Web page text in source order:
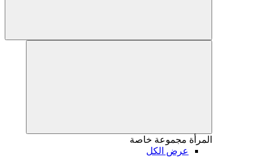
المرأة مجموعة خاصة
عرض الكل